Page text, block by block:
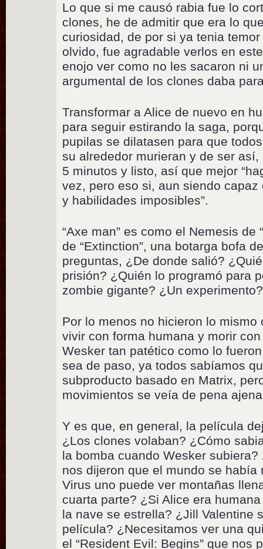
Lo que si me causó rabia fue lo
clones, he de admitir que era lo
curiosidad, de por si ya tenia
olvido, fue agradable verlos en
enojo ver como no les sacaron ni
argumental de los clones daba
Transformar a Alice de nuevo en
para seguir estirando la saga,
pupilas se dilatasen para que
su alrededor murieran y de ser
5 minutos y listo, así que mejor
vez, pero eso si, aun siendo
y habilidades imposibles”.
“Axe man” es como el Nemesis de
de “Extinction”, una botarga bofa
preguntas, ¿De donde salió?
prisión? ¿Quién lo programó para
zombie gigante? ¿Un experimento?
Por lo menos no hicieron lo mismo
vivir con forma humana y morir
Wesker tan patético como lo
sea de paso, ya todos sabíamos
subproducto basado en Matrix,
movimientos se veía de pena
Y es que, en general, la película
¿Los clones volaban? ¿Cómo
la bomba cuando Wesker
nos dijeron que el mundo se había
Virus uno puede ver montañas
cuarta parte? ¿Si Alice era
la nave se estrella? ¿Jill Valentine
película? ¿Necesitamos ver una
el “Resident Evil: Begins” que nos